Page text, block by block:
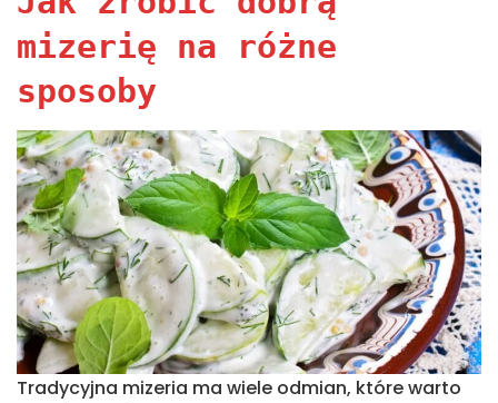
mizerię na różne
sposoby
Tradycyjna mizeria ma wiele odmian, które warto